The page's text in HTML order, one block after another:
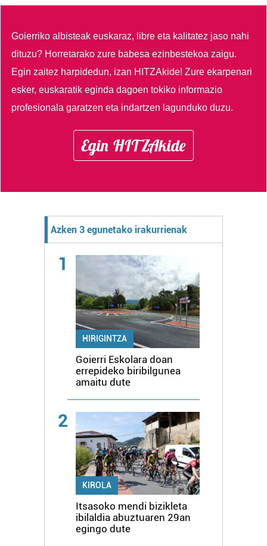
Goierriko albisteak euskaraz, libre eta kalitatez jaso nahi
dituzu? Horretarako zure babesa ezinbestekoa zaigu.
Egin zaitez harpidedun, izan HITZAkide!Zure ekarpenari
esker, euskaratik eginda dagoen tokiko informazio
profesionala garatzen eta indartzen lagunduko duzu.
Egin HITZAkide
Azken 3 egunetako irakurrienak
1
HIRIGINTZA
Goierri Eskolara doan
errepideko biribilgunea
amaitu dute
2
KIROLA
Itsasoko mendi bizikleta
ibilaldia abuztuaren 29an
egingo dute